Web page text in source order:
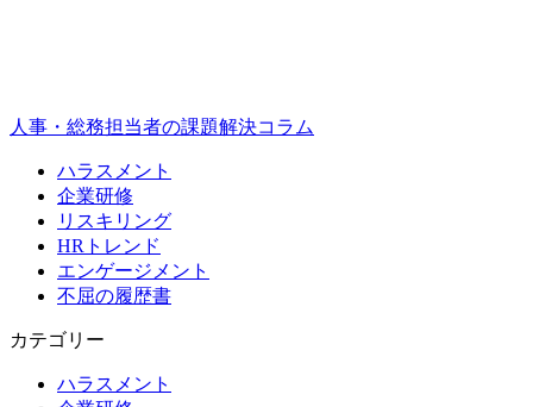
人事・総務担当者の課題解決コラム
ハラスメント
企業研修
リスキリング
HRトレンド
エンゲージメント
不屈の履歴書
カテゴリー
ハラスメント